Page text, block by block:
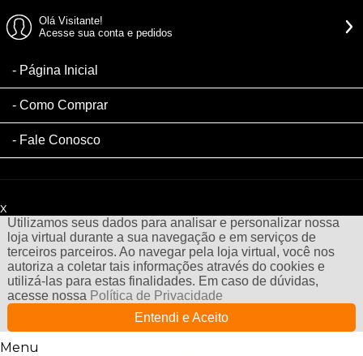
Olá Visitante!
Acesse sua conta e pedidos
Página Inicial
Como Comprar
Fale Conosco
x
Utilizamos seus dados para analisar e personalizar nossa
loja virtual durante a sua navegação e em serviços de
terceiros parceiros. Ao navegar pela loja virtual, você nos
autoriza a coletar tais informações através do cookies e
utilizá-las para estas finalidades. Em caso de dúvidas,
acesse nossa Política de Privacidade
Entendi e Aceito
Menu